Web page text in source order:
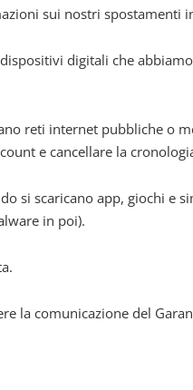
sui nostri spostamenti
digitali che
reti internet pubbliche o
e cancellare la
si scaricano app, giochi e
in poi).
la comunicazione del